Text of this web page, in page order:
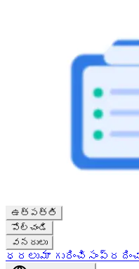
ఉత్పత్తి
పోల్చండి
వనరులు
ధరలుమా గురించి